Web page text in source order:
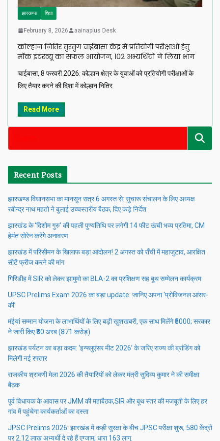
झारखण्ड शिक्षा
February 8, 2026 aainaplus Desk
कोल्हान नितिर तुरतुंग चाईबासा केंद्र में प्रतियोगी परीक्षाओं हेतु
मॉक इंटरव्यू का सफल आयोजन, 102 अभ्यर्थियों ने लिया भाग
चाईबासा, 8 फरवरी 2026: कोल्हान क्षेत्र के युवाओं को प्रतियोगी परीक्षाओं के
लिए तैयार करने की दिशा में कोल्हान नितिर
Read More
Recent Posts
झारखण्ड विधानसभा का मानसून सत्र 6 अगस्त से: सुचारू संचालन के लिए अध्यक्ष
रबीन्द्र नाथ महतो ने बुलाई उच्चस्तरीय बैठक, दिए कड़े निर्देश
झारखंड के ‘दिशोम गुरु’ की पहली पुण्यतिथि पर लगेगी 14 फीट ऊंची भव्य प्रतिमा, CM
हेमंत सोरेन करेंगे अनावरण
झारखंड में परिसीमन के खिलाफ बड़ा आंदोलन! 2 अगस्त को राँची में महाजुटाव, आरक्षित
सीटें फ्रीज करने की मांग
गिरिडीह में SIR को लेकर झामुमो का BLA-2 का प्रशिक्षण सह बूथ सम्मेलन कार्यक्रम
UPSC Prelims Exam 2026 का बड़ा update: जानिए अपना ‘प्रोविजनल आंसर-
की’
मंईयां सम्मान योजना के लाभार्थियों के लिए बड़ी खुशखबरी, एक साथ मिलेंगे ₹5000; सरकार
ने जारी किए ₹80 अरब (871 करोड़)
झारखंड पर्यटन का बड़ा कदम: ‘इन्फ्लुएंसर मीट 2026’ के जरिए राज्य की ब्रांडिंग को
मिलेगी नई रफ्तार
राजकीय श्रावणी मेला 2026 की तैयारियों को लेकर मंत्री सुदिव्य कुमार ने की समीक्षा
बैठक
पूर्व विधायक के आवास पर JMM की महाबैठक,SIR और बूथ स्तर की मजबूती के लिए हर
गांव में पहुंचेगा कार्यकर्ताओं का दस्ता
JPSC Prelims 2026: झारखंड में कड़ी सुरक्षा के बीच JPSC परीक्षा शुरू, 580 केंद्रों
पर 2.12 लाख अभ्यर्थी दे रहे हैं एग्जाम; धारा 163 लागू